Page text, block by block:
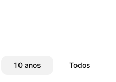
10 anos Todos